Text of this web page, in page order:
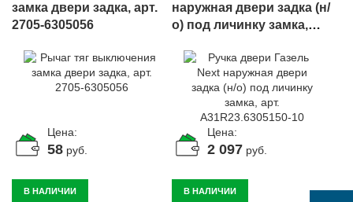
замка двери задка, арт.
2705-6305056
Цена:
58 руб.
В НАЛИЧИИ
наружная двери задка (н/
о) под личинку замка,
Цена:
2 097 руб.
В НАЛИЧИИ